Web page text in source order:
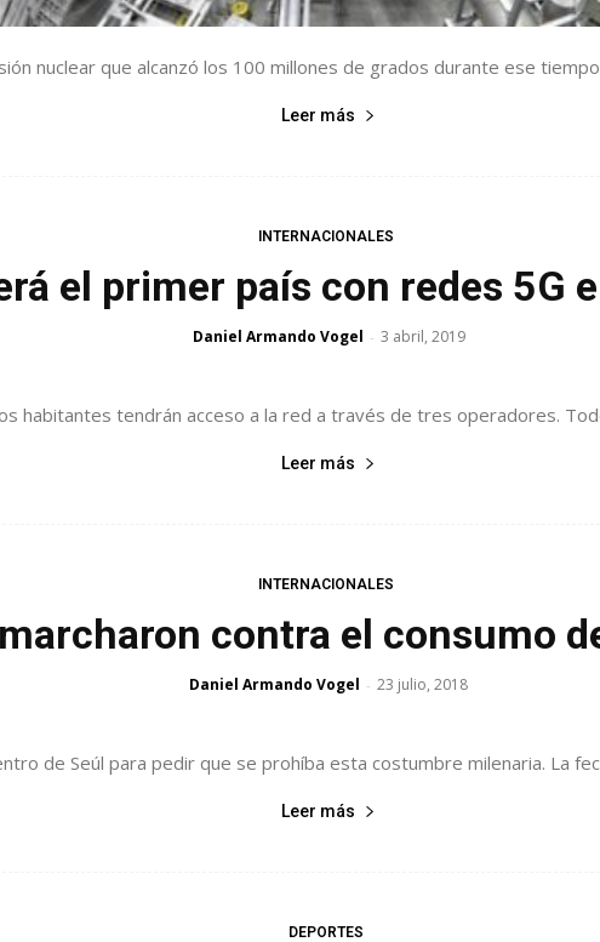
nuclear que alcanzó los 100 millones de grados durante ese
Leer más
INTERNACIONALES
el primer país con redes 5G
Daniel Armando Vogel - 3 abril, 2019
habitantes tendrán acceso a la red a través de tres operadores.
Leer más
INTERNACIONALES
contra el consumo
Daniel Armando Vogel - 23 julio, 2018
de Seúl para pedir que se prohíba esta costumbre milenaria. La
Leer más
DEPORTES